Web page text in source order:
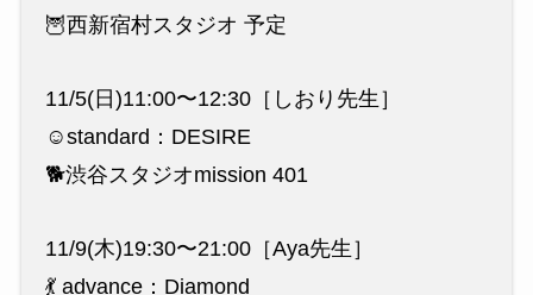
🦉西新宿村スタジオ 予定
11/5(日)11:00〜12:30［しおり先生］
☺️standard：DESIRE
🐕渋谷スタジオmission 401
11/9(木)19:30〜21:00［Aya先生］
💃 advance：Diamond